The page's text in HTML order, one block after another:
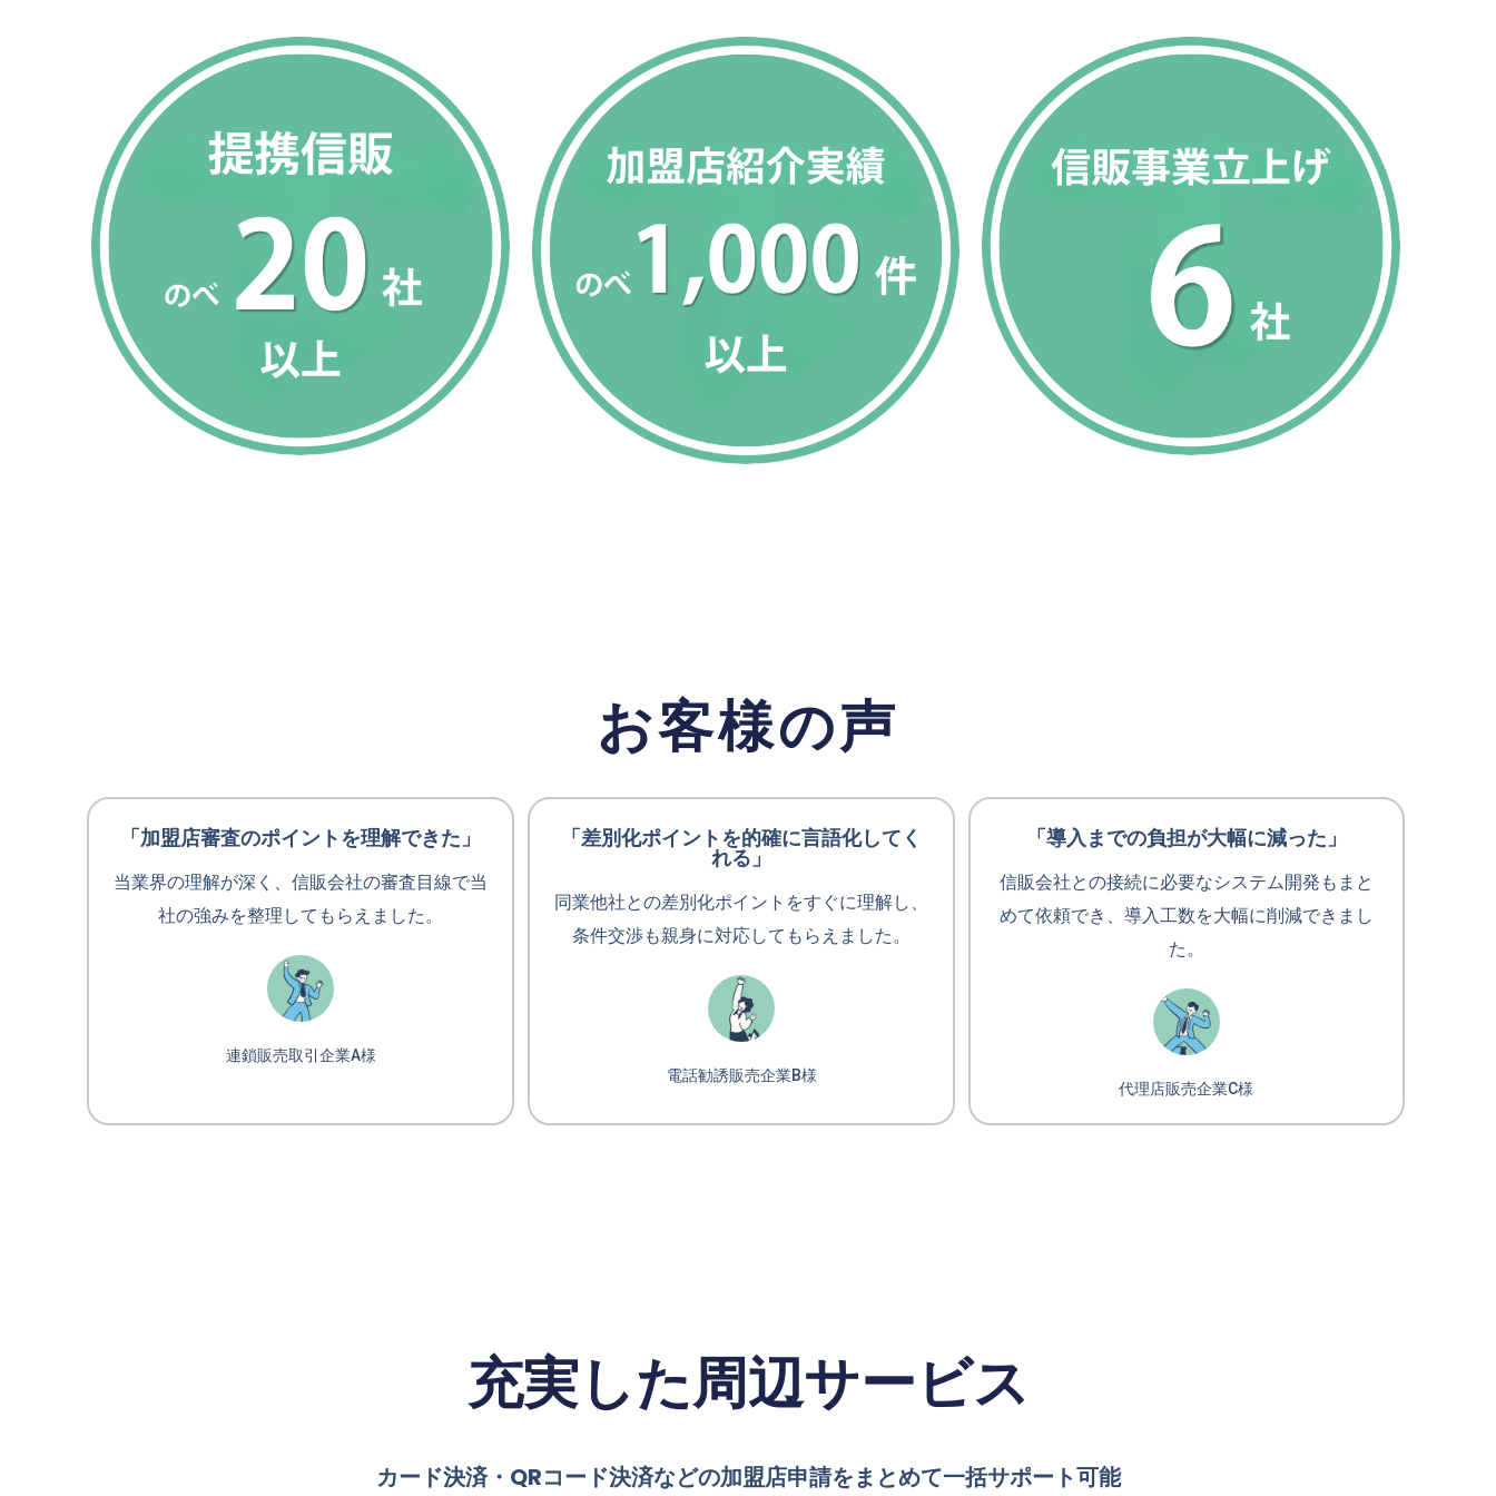
お客様の声
「加盟店審査のポイントを理解できた」
当業界の理解が深く、信販会社の審査目線で当
社の強みを整理してもらえました。
連鎖販売取引企業A様
「差別化ポイントを的確に言語化してく
れる」
同業他社との差別化ポイントをすぐに理解し、
条件交渉も親身に対応してもらえました。
電話勧誘販売企業B様
「導入までの負担が大幅に減った」
信販会社との接続に必要なシステム開発もまと
めて依頼でき、導入工数を大幅に削減できまし
た。
代理店販売企業C様
充実した周辺サービス
カード決済・QRコード決済などの加盟店申請をまとめて一括サポート可能